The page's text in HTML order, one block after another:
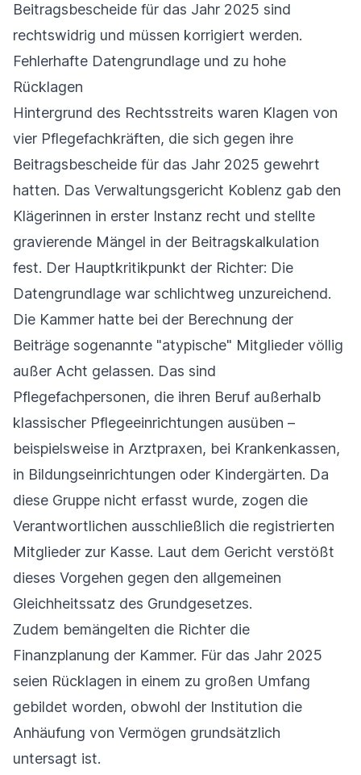
Beitragsbescheide für das Jahr 2025 sind
rechtswidrig und müssen korrigiert werden.
Fehlerhafte Datengrundlage und zu hohe
Rücklagen
Hintergrund des Rechtsstreits waren Klagen von
vier Pflegefachkräften, die sich gegen ihre
Beitragsbescheide für das Jahr 2025 gewehrt
hatten. Das Verwaltungsgericht Koblenz gab den
Klägerinnen in erster Instanz recht und stellte
gravierende Mängel in der Beitragskalkulation
fest. Der Hauptkritikpunkt der Richter: Die
Datengrundlage war schlichtweg unzureichend.
Die Kammer hatte bei der Berechnung der
Beiträge sogenannte "atypische" Mitglieder völlig
außer Acht gelassen. Das sind
Pflegefachpersonen, die ihren Beruf außerhalb
klassischer Pflegeeinrichtungen ausüben –
beispielsweise in Arztpraxen, bei Krankenkassen,
in Bildungseinrichtungen oder Kindergärten. Da
diese Gruppe nicht erfasst wurde, zogen die
Verantwortlichen ausschließlich die registrierten
Mitglieder zur Kasse. Laut dem Gericht verstößt
dieses Vorgehen gegen den allgemeinen
Gleichheitssatz des Grundgesetzes.
Zudem bemängelten die Richter die
Finanzplanung der Kammer. Für das Jahr 2025
seien Rücklagen in einem zu großen Umfang
gebildet worden, obwohl der Institution die
Anhäufung von Vermögen grundsätzlich
untersagt ist.